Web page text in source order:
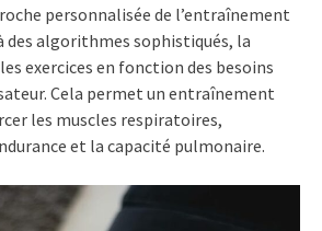
personnalisée de l’entraînement
des algorithmes sophistiqués, la
exercices en fonction des besoins
Cela permet un entraînement
les muscles respiratoires,
et la capacité pulmonaire.